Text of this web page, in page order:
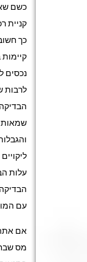
כשם
קניית
כך
נכסים
לרבות
שמאות
עם
אם
מס